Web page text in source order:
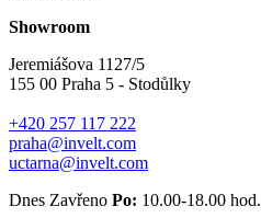
Showroom
Jeremiášova 1127/5
155 00 Praha 5 - Stodůlky
+420 257 117 222
praha@invelt.com
uctarna@invelt.com
Dnes Zavřeno Po: 10.00-18.00 hod.